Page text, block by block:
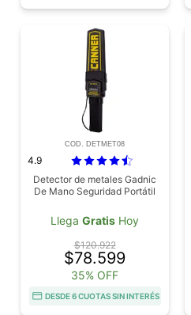
COD. DETMET08
4.9
Detector de metales Gadnic
De Mano Seguridad Portátil
Llega Gratis Hoy
$120.922
$78.599
35% OFF
DESDE 6 CUOTAS SIN INTERÉS